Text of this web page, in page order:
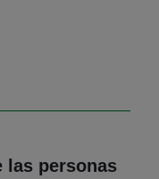
las personas